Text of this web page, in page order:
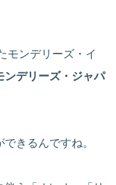
モンデリーズ・イ
ンデリーズ・ジャパ
きるんですね。